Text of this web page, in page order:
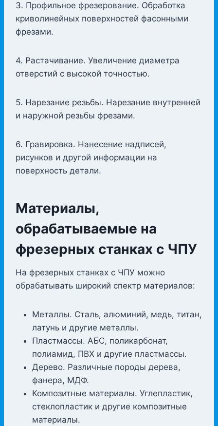
3. Профильное фрезерование. Обработка
криволинейных поверхностей фасонными
фрезами.
4. Растачивание. Увеличение диаметра
отверстий с высокой точностью.
5. Нарезание резьбы. Нарезание внутренней
и наружной резьбы фрезами.
6. Гравировка. Нанесение надписей,
рисунков и другой информации на
поверхность детали.
Материалы,
обрабатываемые на
фрезерных станках с ЧПУ
На фрезерных станках с ЧПУ можно
обрабатывать широкий спектр материалов:
Металлы. Сталь, алюминий, медь, титан,
латунь и другие металлы.
Пластмассы. АБС, поликарбонат,
полиамид, ПВХ и другие пластмассы.
Дерево. Различные породы дерева,
фанера, МДФ.
Композитные материалы. Углепластик,
стеклопластик и другие композитные
материалы.